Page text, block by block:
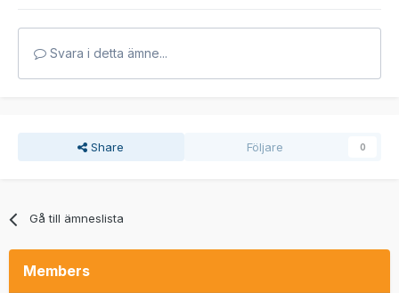
Svara i detta ämne...
Share Följare 0
Gå till ämneslista
Members